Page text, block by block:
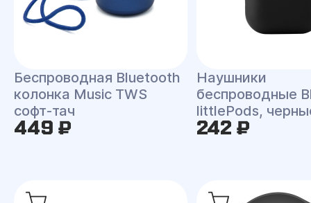
Беспроводная Bluetooth
колонка Music TWS
софт-тач
449 ₽
Наушники
беспроводные
littlePods,
242 ₽